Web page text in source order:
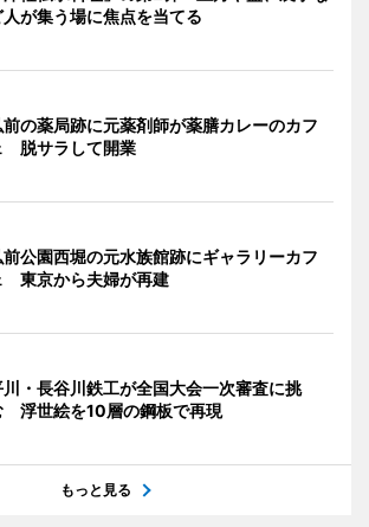
人が集う場に焦点を当てる
前の薬局跡に元薬剤師が薬膳カレーのカフ
脱サラして開業
前公園西堀の元水族館跡にギャラリーカフ
東京から夫婦が再建
川・長谷川鉄工が全国大会一次審査に挑
浮世絵を10層の鋼板で再現
もっと見る